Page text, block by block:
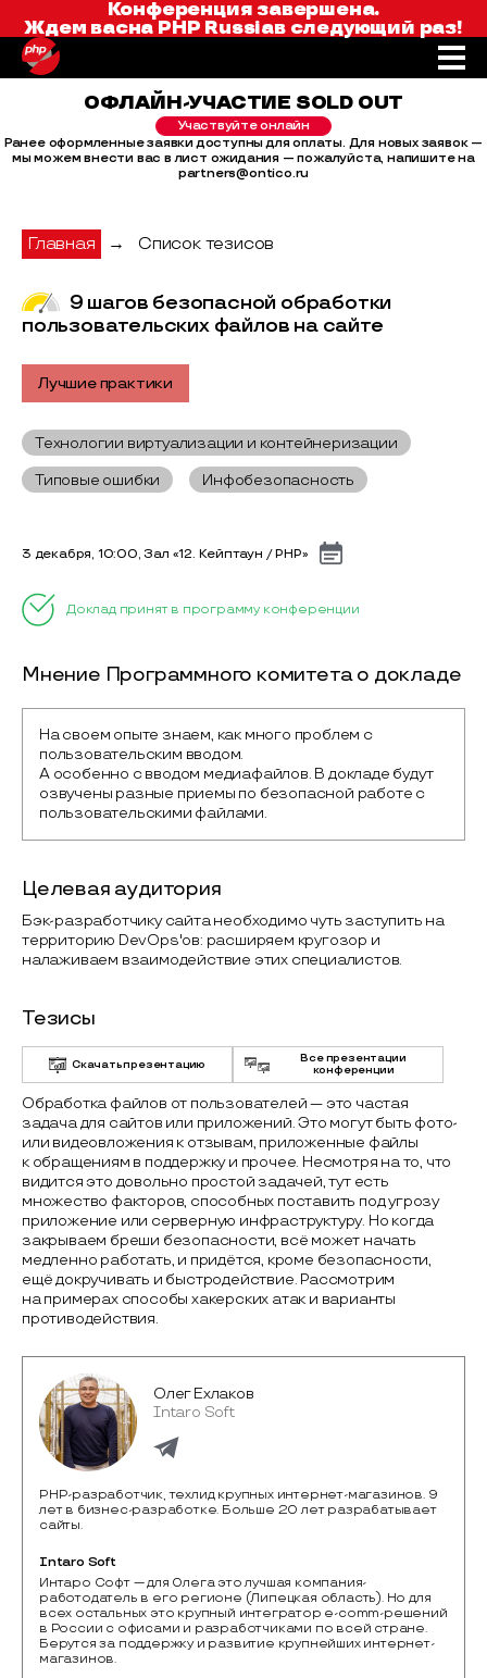
Конференция завершена.
Ждем васна PHP Russiaв следующий раз!
ОФЛАЙН-УЧАСТИЕ SOLD OUT
Участвуйте онлайн
Ранее оформленные заявки доступны для оплаты. Для новых заявок —
мы можем внести вас в лист ожидания — пожалуйста, напишите на
partners@ontico.ru
Главная → Список тезисов
9 шагов безопасной обработки
пользовательских файлов на сайте
Лучшие практики
Технологии виртуализации и контейнеризации
Типовые ошибки
Инфобезопасность
3 декабря, 10:00, Зал «12. Кейптаун / PHP»
Доклад принят в программу конференции
Мнение Программного комитета о докладе
На своем опыте знаем, как много проблем с
пользовательским вводом.
А особенно с вводом медиафайлов. В докладе будут
озвучены разные приемы по безопасной работе с
пользовательскими файлами.
Целевая аудитория
Бэк-разработчику сайта необходимо чуть заступить на
территорию DevOps'ов: расширяем кругозор и
налаживаем взаимодействие этих специалистов.
Тезисы
Скачать презентацию
Все презентации
конференции
Обработка файлов от пользователей — это частая
задача для сайтов или приложений. Это могут быть фото-
или видеовложения к отзывам, приложенные файлы
к обращениям в поддержку и прочее. Несмотря на то, что
видится это довольно простой задачей, тут есть
множество факторов, способных поставить под угрозу
приложение или серверную инфраструктуру. Но когда
закрываем бреши безопасности, всё может начать
медленно работать, и придётся, кроме безопасности,
ещё докручивать и быстродействие. Рассмотрим
на примерах способы хакерских атак и варианты
противодействия.
Олег Ехлаков
Intaro Soft
PHP-разработчик, техлид крупных интернет-магазинов. 9
лет в бизнес-разработке. Больше 20 лет разрабатывает
сайты.
Intaro Soft
Интаро Софт — для Олега это лучшая компания-
работодатель в его регионе (Липецкая область). Но для
всех остальных это крупный интегратор e-comm-решений
в России с офисами и разработчиками по всей стране.
Берутся за поддержку и развитие крупнейших интернет-
магазинов.